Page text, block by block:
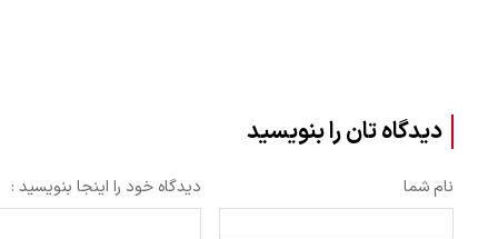
دیدگاه تان را بنویسید
نام شما دیدگاه خود را اینجا بنویسید :